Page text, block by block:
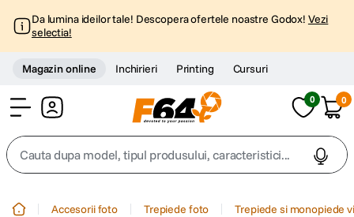
Da lumina ideilor tale! Descopera ofertele noastre Godox! Vezi
selectia!
Magazin online Inchirieri Printing Cursuri
0 0
Cauta dupa model, tipul produsului, caracteristici...
Accesorii foto Trepiede foto Trepiede si monopiede